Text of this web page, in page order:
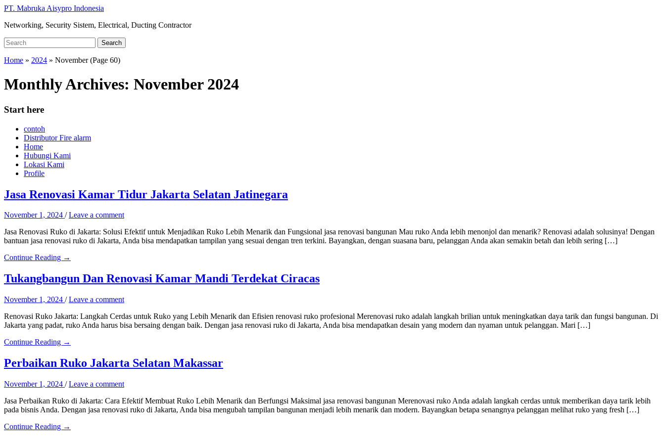
Skip
main
PT. Mabruka Aisypro Indonesia
Networking, Security Sistem, Electrical, Ducting Contractor
Search
for:
Search
Home » 2024 » November(Page 60)
Monthly Archives: November 2024
Start here
contoh
Distributor Fire alarm
Home
Hubungi Kami
Lokasi Kami
Profile
Jasa Renovasi Kamar Tidur Jakarta Selatan Jatinegara
November 1, 2024 /Leave a comment
Jasa Renovasi Ruko di Jakarta: Solusi Efektif untuk Menjadikan Ruko Lebih Menarik dan Fungsional jasa renovasi bangunan Mau ruko Anda lebih menonjol dan menarik? Renovasi adalah solusinya! Dengan
bantuan jasa renovasi ruko di Jakarta, Anda bisa mendapatkan tampilan yang sesuai dengan tren terkini. Bayangkan, dengan suasana baru, pelanggan Anda akan semakin betah dan lebih sering […]
Continue Reading →
Tukangbangun Dan Renovasi Kamar Mandi Terdekat Ciracas
November 1, 2024 /Leave a comment
Renovasi Ruko Jakarta: Langkah Cerdas untuk Ruko yang Lebih Menarik dan Efisien renovasi ruko profesional Merenovasi ruko adalah langkah brilian untuk meningkatkan daya tarik dan fungsi bangunan. Di
Jakarta yang padat, ruko Anda harus bisa bersaing dengan baik. Dengan jasa renovasi ruko di Jakarta, Anda bisa mendapatkan desain yang modern dan nyaman untuk pelanggan. Mari […]
Continue Reading →
Perbaikan Ruko Jakarta Selatan Makassar
November 1, 2024 /Leave a comment
Jasa Perbaikan Ruko di Jakarta: Cara Efektif Membuat Ruko Lebih Menarik dan Berfungsi Maksimal jasa renovasi bangunan Merenovasi ruko Anda adalah langkah cerdas untuk memberikan daya tarik lebih
pada bisnis Anda. Dengan jasa renovasi ruko di Jakarta, Anda bisa mengubah tampilan bangunan menjadi lebih menarik dan modern. Bayangkan betapa senangnya pelanggan melihat ruko yang fresh […]
Continue Reading →